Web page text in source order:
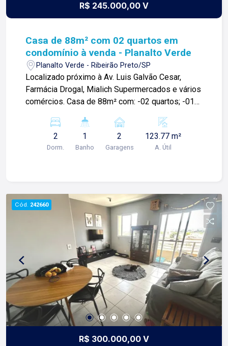
R$ 245.000,00 V
Casa de 88m² com 02 quartos em
condomínio à venda - Planalto Verde
Planalto Verde - Ribeirão Preto/SP
Localizado próximo à Av. Luis Galvão Cesar,
Farmácia Drogal, Mialich Supermercados e vários
comércios. Casa de 88m² com: -02 quartos; -01
ambientes; -Cozinha planejada ; -Área de
serviços; -Área de churrasco; -Quintal; -02 vagas
de garagem; Para mais informações e agendar
de tudo que fazemos. Todos os dias
construímos laços fortes e indeléveis com
nossos proprietários e clientes. Somos uma
imobiliária que equilibra a tradicionalidade com o
arrojo e a força comercial da atualidade. A Lago é
sua principal imobiliária em Ribeirão Preto!
2
Dorm.
1
Banho
2
Garagens
123.77 m²
A. Útil
Cód. 242660
R$ 300.000,00 V